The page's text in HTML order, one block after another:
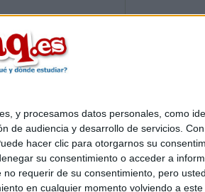
y procesamos datos personales, como
de audiencia y desarrollo de servicios.
hacer clic para otorgarnos su
su consentimiento o acceder a
requerir de su consentimiento, pero
en cualquier momento volviendo a
Contactar|Anúnciate
generales|Política de cookies
47 - 28006 Madrid [ESPAÑA] - Tel. +34